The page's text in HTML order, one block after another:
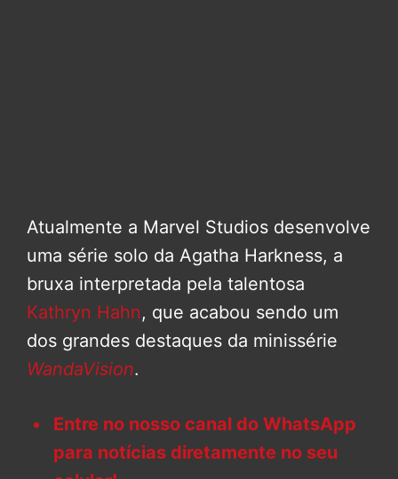
Atualmente a Marvel Studios desenvolve
uma série solo da Agatha Harkness, a
bruxa interpretada pela talentosa
Kathryn Hahn, que acabou sendo um
dos grandes destaques da minissérie
WandaVision.
Entre no nosso canal do WhatsApp
para notícias diretamente no seu